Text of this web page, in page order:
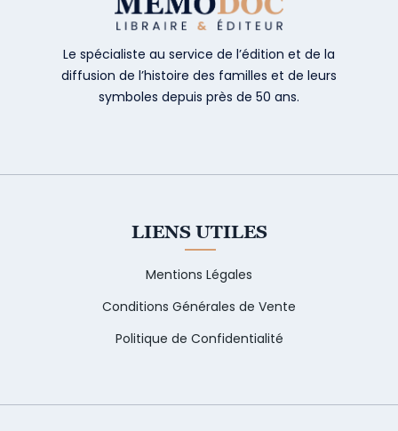
Le spécialiste au service de l’édition et de la
diffusion de l’histoire des familles et de leurs
symboles depuis près de 50 ans.
LIENS UTILES
Mentions Légales
Conditions Générales de Vente
Politique de Confidentialité